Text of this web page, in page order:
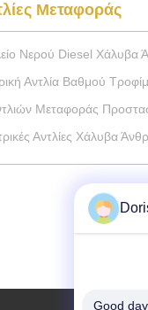
Μεταφοράς
Diesel Χάλυβα Άνθρακα
Βαθμού Τροφίμων, Ποτίζει
Μεταφοράς Προστασίας Του
Αντλίες Χάλυβα
Good